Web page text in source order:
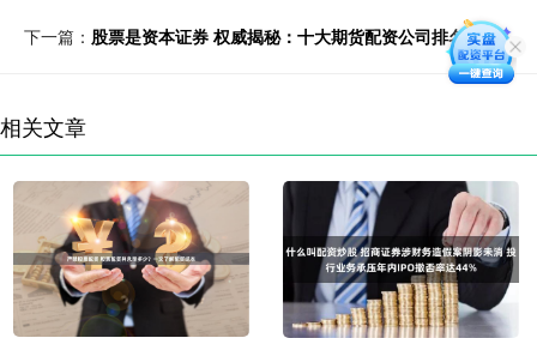
下一篇： 股票是资本证券 权威揭秘：十大期货配资公司排名一览
相关文章